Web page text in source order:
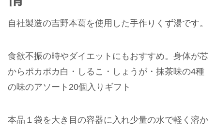
自社製造の吉野本葛を使用した手作りくず湯です。
食欲不振の時やダイエットにもおすすめ。身体が芯
からポカポカ白・しるこ・しょうが・抹茶味の4種
の味のアソート20個入りギフト
本品１袋を大き目の容器に入れ少量の水で軽く溶か